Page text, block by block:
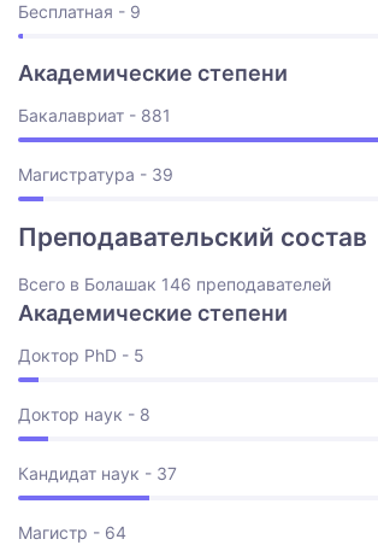
Бесплатная - 9
Академические степени
Бакалавриат - 881
Магистратура - 39
Преподавательский состав
Всего в Болашак 146 преподавателей
Академические степени
Доктор PhD - 5
Доктор наук - 8
Кандидат наук - 37
Магистр - 64